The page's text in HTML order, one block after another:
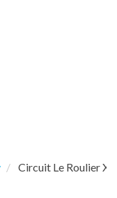
Circuit Le Roulier